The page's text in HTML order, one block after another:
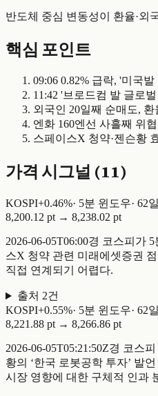
반도체 중심 변동성이 환율·외
핵심 포인트
09:06 0.82% 급락, '미국
11:42 '브로드컴 발 글로
외국인 20일째 순매도,
엔화 160엔선 사흘째 위
스페이스X 청약·젠슨황
가격 시그널 (11)
KOSPI+0.46%· 5분 윈도우· 62
8,200.12 pt → 8,238.02 pt
2026-06-05T06:00경 코스피가
스X 청약 관련 미래에셋증권
직접 연계되기 어렵다.
출처 2건
KOSPI+0.55%· 5분 윈도우· 62
8,221.88 pt → 8,266.86 pt
2026-06-05T05:21:50Z경 코스
황의 ‘한국 로봇공학 투자’ 발
시장 영향에 대한 구체적 인과